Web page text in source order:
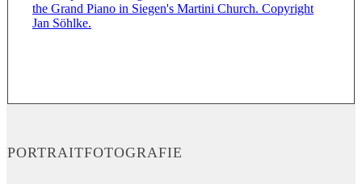
PORTRAITFOTOGRAFIE